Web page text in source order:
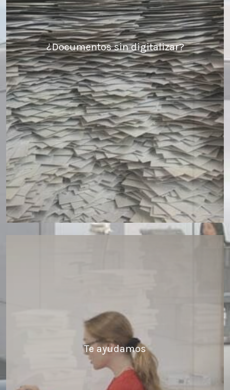
¿Documentos sin digitalizar?
Te ayudamos